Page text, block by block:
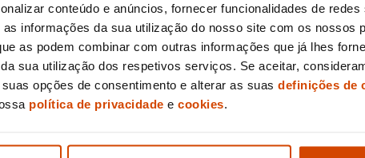
conteúdo e anúncios, fornecer funcionalidades de
as informações da sua utilização do nosso site com os nossos
as podem combinar com outras informações que já lhes
sua utilização dos respetivos serviços. Se aceitar,
opções de consentimento e alterar as suas definições de
política de privacidade e cookies.
no mercado de carros usados em Portugal.
eficiente. Equipado com motores de alta
viagens longas. Além disso, a sua manutenção
minimizar custos de utilização.
com a Flexicar
não só a compra de um veículo de qualidade,